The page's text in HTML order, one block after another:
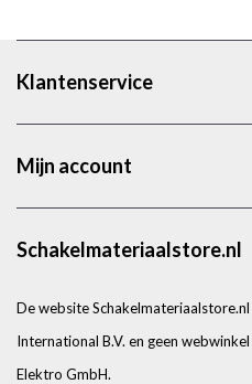
Klantenservice
Mijn account
Schakelmateriaalstore.nl
De website
International B.V. en geen
Elektro GmbH.